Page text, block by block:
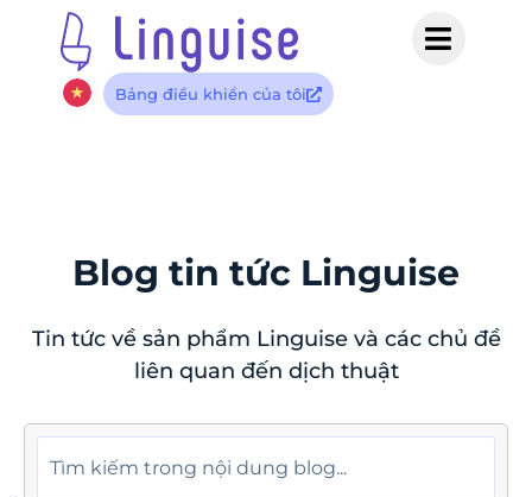
Bảng điều khiển của tôi
Blog tin tức Linguise
Tin tức về sản phẩm Linguise và các chủ đề
liên quan đến dịch thuật